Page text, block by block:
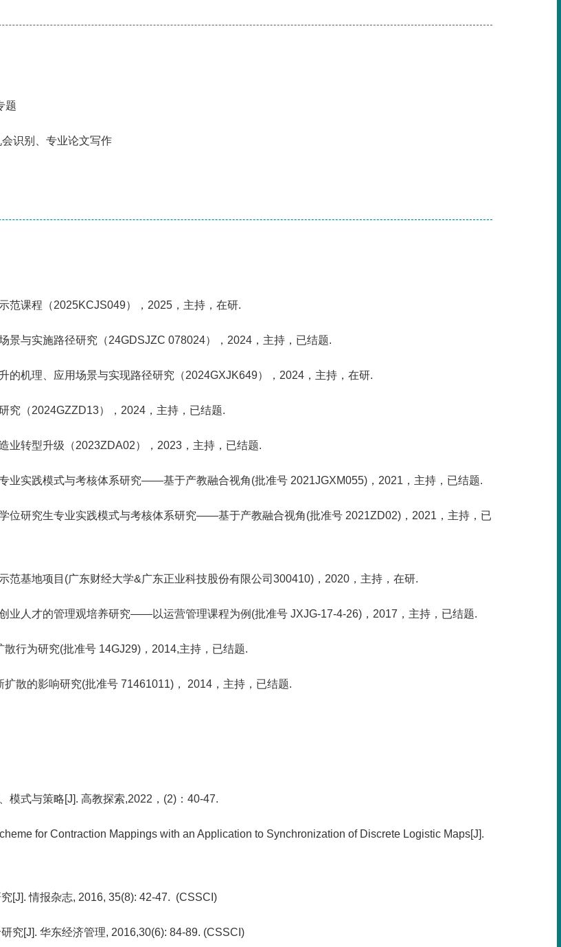
题
识别、专业论文写作
范课程（2025KCJS049），2025，主持，在研.
景与实施路径研究（24GDSJZC 078024），2024，主持，已结题.
的机理、应用场景与实现路径研究（2024GXJK649），2024，主持，在研.
究（2024GZZD13），2024，主持，已结题.
业转型升级（2023ZDA02），2023，主持，已结题.
业实践模式与考核体系研究——基于产教融合视角(批准号 2021JGXM055)，2021，主持，已结题.
位研究生专业实践模式与考核体系研究——基于产教融合视角(批准号 2021ZD02)，2021，主持，已
范基地项目(广东财经大学&广东正业科技股份有限公司300410)，2020，主持，在研.
业人才的管理观培养研究——以运营管理课程为例(批准号 JXJG-17-4-26)，2017，主持，已结题.
行为研究(批准号 14GJ29)，2014,主持，已结题.
散的影响研究(批准号 71461011)， 2014，主持，已结题.
模式与策略[J]. 高教探索,2022，(2)：40-47.
for Contraction Mappings with an Application to Synchronization of Discrete Logistic Maps[J].
[J]. 情报杂志, 2016, 35(8): 42-47. (CSSCI)
究[J]. 华东经济管理, 2016,30(6): 84-89. (CSSCI)